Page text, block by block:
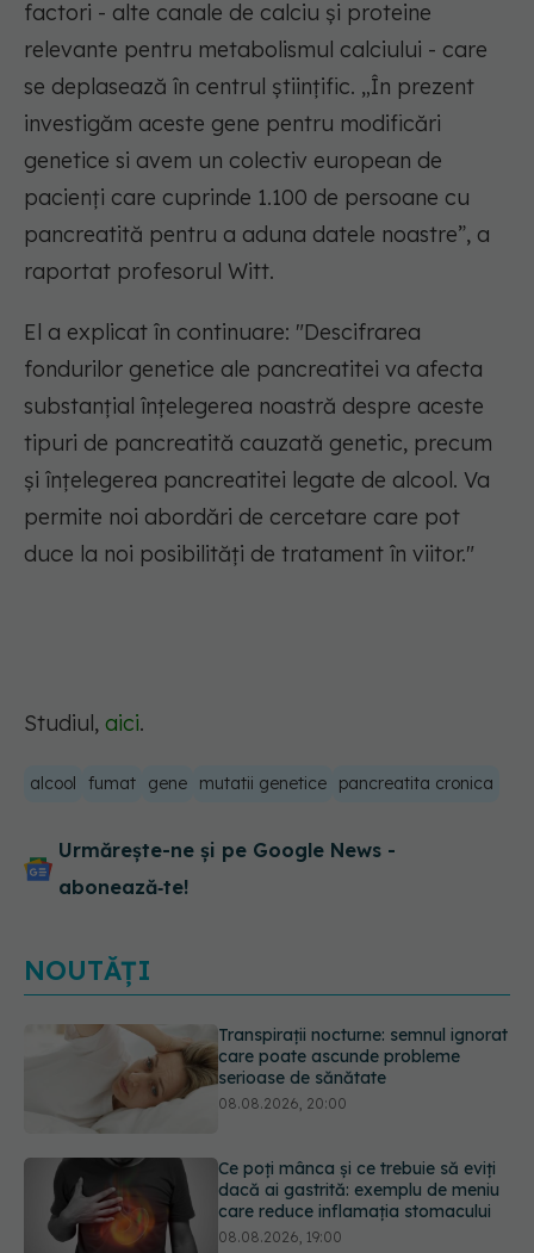
factori - alte canale de calciu și proteine
relevante pentru metabolismul calciului - care
se deplasează în centrul științific. „În prezent
investigăm aceste gene pentru modificări
genetice si avem un colectiv european de
pacienți care cuprinde 1.100 de persoane cu
pancreatită pentru a aduna datele noastre”, a
raportat profesorul Witt.
El a explicat în continuare: "Descifrarea
fondurilor genetice ale pancreatitei va afecta
substanțial înțelegerea noastră despre aceste
tipuri de pancreatită cauzată genetic, precum
și înțelegerea pancreatitei legate de alcool. Va
permite noi abordări de cercetare care pot
duce la noi posibilități de tratament în viitor."
Studiul, aici.
alcool fumat gene mutatii genetice pancreatita cronica
Urmărește-ne și pe Google News -
abonează‑te!
NOUTĂȚI
Ce poți mânca și ce trebuie să eviți
dacă ai gastrită: exemplu de meniu
care reduce inflamația stomacului
Microplasticele pot traversa bariera
placentară și modifica hormonii
08.08.2026, 18:00